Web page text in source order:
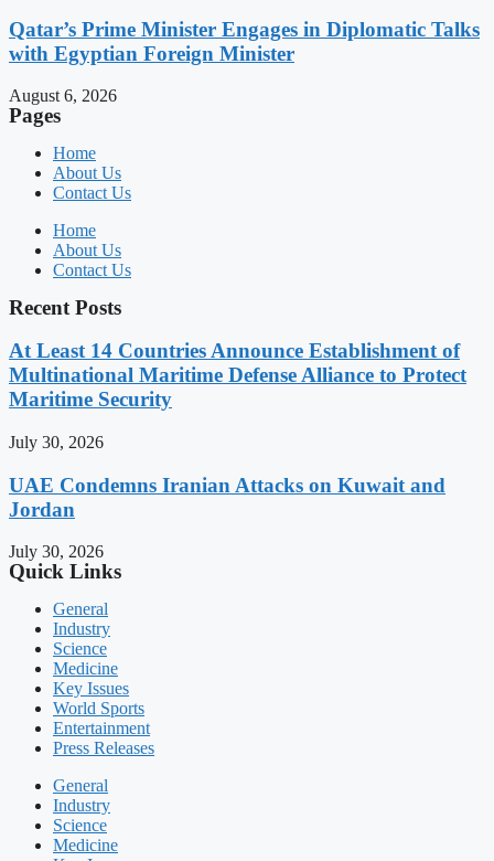
Qatar’s Prime Minister Engages in Diplomatic Talks
with Egyptian Foreign Minister
August 6, 2026
Pages
Home
About Us
Contact Us
Home
About Us
Contact Us
Recent Posts
At Least 14 Countries Announce Establishment of
Multinational Maritime Defense Alliance to Protect
Maritime Security
July 30, 2026
UAE Condemns Iranian Attacks on Kuwait and
Jordan
July 30, 2026
Quick Links
General
Industry
Science
Medicine
Key Issues
World Sports
Entertainment
Press Releases
General
Industry
Science
Medicine